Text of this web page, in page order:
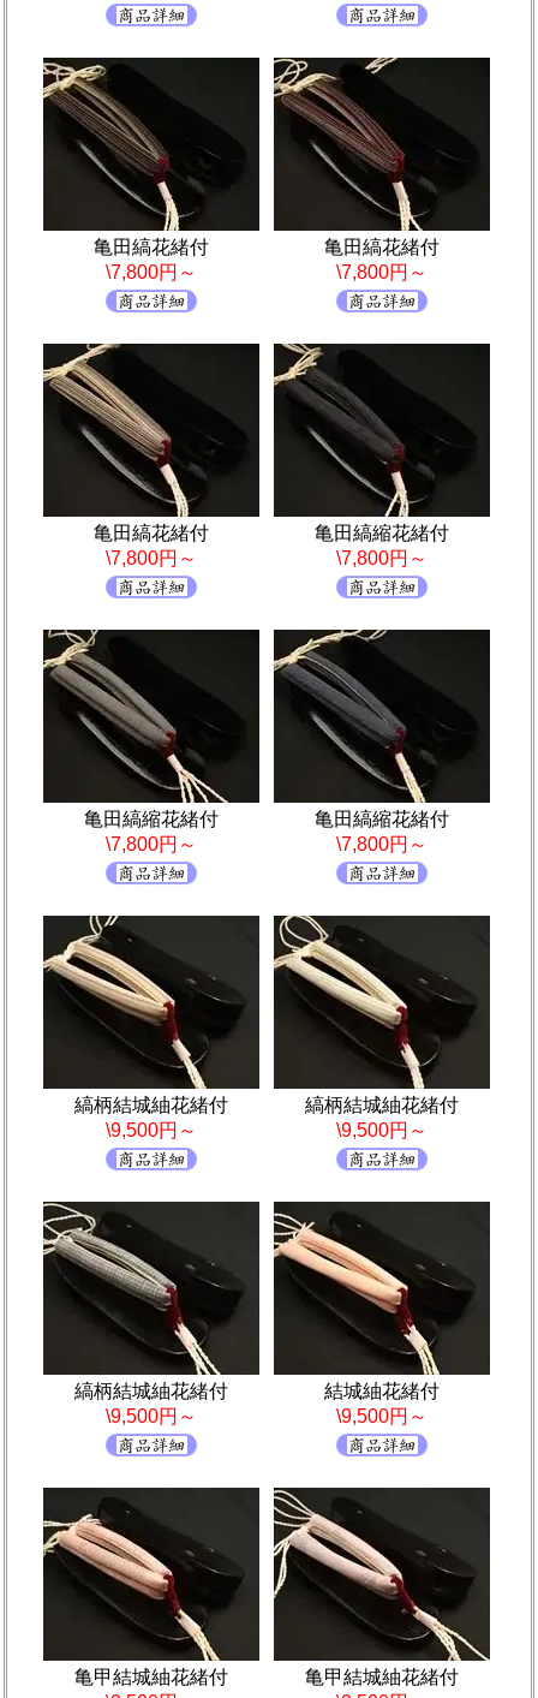
亀田縞花緒付
\7,800円～
亀田縞花緒付
\7,800円～
亀田縞花緒付
\7,800円～
亀田縞縮花緒付
\7,800円～
亀田縞縮花緒付
\7,800円～
亀田縞縮花緒付
\7,800円～
縞柄結城紬花緒付
\9,500円～
縞柄結城紬花緒付
\9,500円～
縞柄結城紬花緒付
\9,500円～
結城紬花緒付
\9,500円～
亀甲結城紬花緒付
亀甲結城紬花緒付